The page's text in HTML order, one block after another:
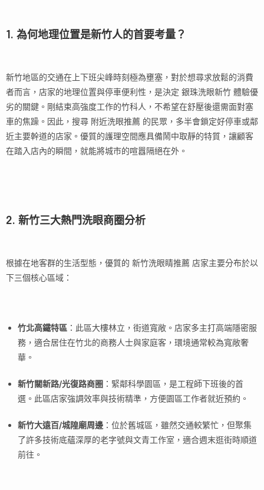
1. 為何地理位置是新竹人的首要考量？
新竹地區的交通在上下班尖峰時刻極為壅塞，對於想尋求放鬆的消費
者而言，店家的地理位置與停車便利性，是決定 銀珠洗眼新竹 體驗優
劣的關鍵。剛結束高強度工作的竹科人，不希望在舒壓後還需面對塞
車的焦躁。因此，搜尋 附近洗眼推薦 的民眾，多半會鎖定好停車或鄰
近主要幹道的店家。優質的護理空間應具備鬧中取靜的特質，讓顧客
在踏入店內的瞬間，就能將城市的喧囂隔絕在外。
2. 新竹三大熱門洗眼商圈分析
根據在地客群的生活型態，優質的 新竹洗眼睛推薦 店家主要分布於以
下三個核心區域：
竹北高鐵特區 ：此區大樓林立，街道寬敞。店家多主打高端隱密服
務，適合居住在竹北的商務人士與家庭客，環境通常較為寬敞奢
華。
新竹關新路/光復路商圈 ：緊鄰科學園區，是工程師下班後的首
選。此區店家強調效率與技術精準，方便園區工作者就近預約。
新竹大遠百/城隍廟周邊 ：位於舊城區，雖然交通較繁忙，但聚集
了許多技術底蘊深厚的老字號與文青工作室，適合週末逛街時順道
前往。